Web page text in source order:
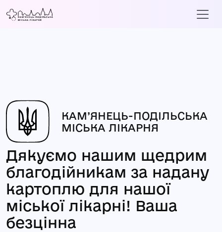
КАМ’ЯНЕЦЬ-ПОДІЛЬСЬКА
МІСЬКА ЛІКАРНЯ
Дякуємо нашим щедрим
благодійникам за надану
картоплю для нашої
міської лікарні! Ваша
безцінна